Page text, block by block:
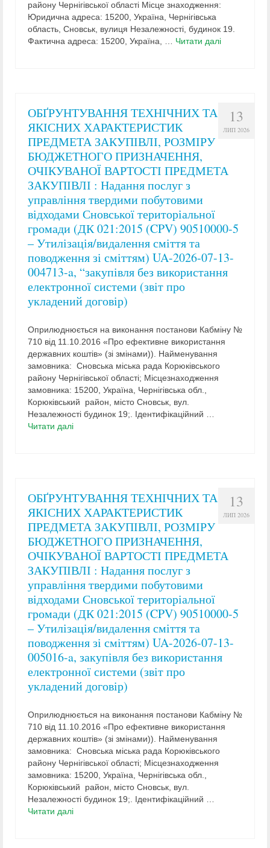
району Чернігівської області Місце знаходження:
Юридична адреса: 15200, Україна, Чернігівська
область, Сновськ, вулиця Незалежності, будинок 19.
Фактична адреса: 15200, Україна, … Читати далі
13
ЛИП 2026
ОБҐРУНТУВАННЯ ТЕХНІЧНИХ ТА
ЯКІСНИХ ХАРАКТЕРИСТИК
ПРЕДМЕТА ЗАКУПІВЛІ, РОЗМІРУ
БЮДЖЕТНОГО ПРИЗНАЧЕННЯ,
ОЧІКУВАНОЇ ВАРТОСТІ ПРЕДМЕТА
ЗАКУПІВЛІ : Надання послуг з
управління твердими побутовими
відходами Сновської територіальної
громади (ДК 021:2015 (CPV) 90510000-5
– Утилізація/видалення сміття та
поводження зі сміттям) UA-2026-07-13-
004713-a, “закупівля без використання
електронної системи (звіт про
укладений договір)
Оприлюднюється на виконання постанови Кабміну №
710 від 11.10.2016 «Про ефективне використання
державних коштів» (зі змінами)). Найменування
замовника: Сновська міська рада Корюківського
району Чернігівської області; Місцезнаходження
замовника: 15200, Україна, Чернігівська обл.,
Корюківський район, місто Сновськ, вул.
Незалежності будинок 19;. Ідентифікаційний …
Читати далі
13
ЛИП 2026
ОБҐРУНТУВАННЯ ТЕХНІЧНИХ ТА
ЯКІСНИХ ХАРАКТЕРИСТИК
ПРЕДМЕТА ЗАКУПІВЛІ, РОЗМІРУ
БЮДЖЕТНОГО ПРИЗНАЧЕННЯ,
ОЧІКУВАНОЇ ВАРТОСТІ ПРЕДМЕТА
ЗАКУПІВЛІ : Надання послуг з
управління твердими побутовими
відходами Сновської територіальної
громади (ДК 021:2015 (CPV) 90510000-5
– Утилізація/видалення сміття та
поводження зі сміттям) UA-2026-07-13-
005016-a, закупівля без використання
електронної системи (звіт про
укладений договір)
Оприлюднюється на виконання постанови Кабміну №
710 від 11.10.2016 «Про ефективне використання
державних коштів» (зі змінами)). Найменування
замовника: Сновська міська рада Корюківського
району Чернігівської області; Місцезнаходження
замовника: 15200, Україна, Чернігівська обл.,
Корюківський район, місто Сновськ, вул.
Незалежності будинок 19;. Ідентифікаційний …
Читати далі